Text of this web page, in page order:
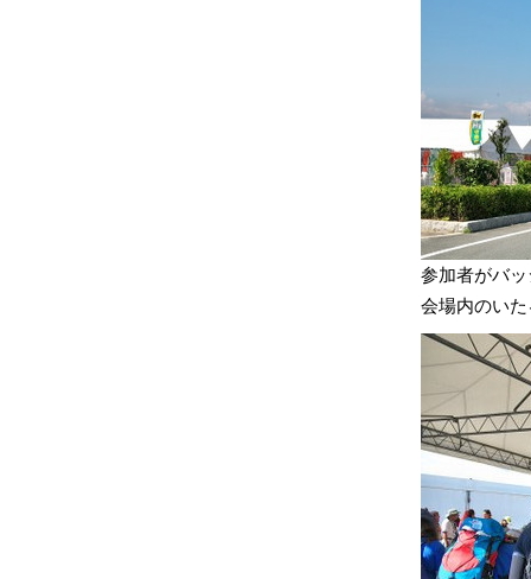
参加者がバ
会場内のい